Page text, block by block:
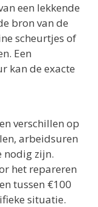
een lekkende
bron van de
scheurtjes of
Een
kan de exacte
verschillen op
arbeidsuren
nodig zijn.
het repareren
tussen €100
situatie.